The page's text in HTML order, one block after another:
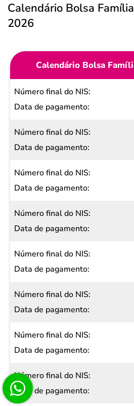
Calendário Bolsa
2026
Calendário Bolsa
Número
final do
Data de
pagamento